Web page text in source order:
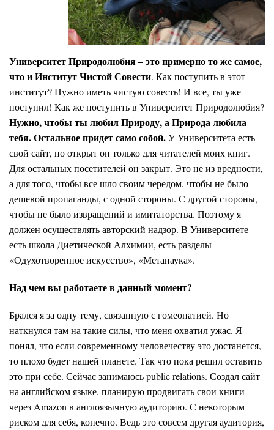
Университет Природолюбия – это примерно то же самое,
что и Институт Чистой Совести. Как поступить в этот
институт? Нужно иметь чистую совесть! И все, ты уже
поступил! Как же поступить в Университет Природолюбия?
Нужно, чтобы ты любил Природу, а Природа любила
тебя. Остальное придет само собой.У Университета есть
свой сайт, но открыт он только для читателей моих книг.
Для остальных посетителей он закрыт. Это не из вредности,
а для того, чтобы все шло своим чередом, чтобы не было
дешевой пропаганды, с одной стороны. С другой стороны,
чтобы не было извращений и имитаторства. Поэтому я
должен осуществлять авторский надзор. В Университете
есть школа Диетической Алхимии, есть разделы
«Одухотворенное искусство», «Метанаука».
Над чем вы работаете в данный момент?
Брался я за одну тему, связанную с гомеопатией. Но
наткнулся там на такие силы, что меня охватил ужас. Я
понял, что если современному человечеству это достанется,
то плохо будет нашей планете. Так что пока решил оставить
это при себе. Сейчас занимаюсь public relations. Создал сайт
на английском языке, планирую продвигать свои книги
через Amazon в англоязычную аудиторию. С некоторым
риском для себя, конечно. Ведь это совсем другая аудитория,